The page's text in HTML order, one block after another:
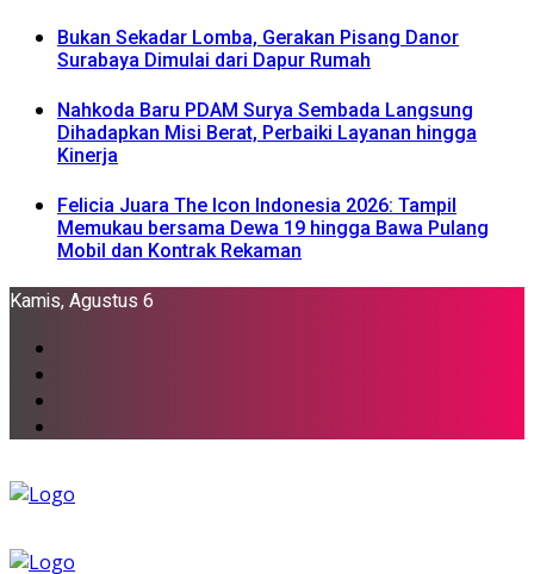
Bukan Sekadar Lomba, Gerakan Pisang Danor
Surabaya Dimulai dari Dapur Rumah
Nahkoda Baru PDAM Surya Sembada Langsung
Dihadapkan Misi Berat, Perbaiki Layanan hingga
Kinerja
Felicia Juara The Icon Indonesia 2026: Tampil
Memukau bersama Dewa 19 hingga Bawa Pulang
Mobil dan Kontrak Rekaman
Kamis, Agustus 6